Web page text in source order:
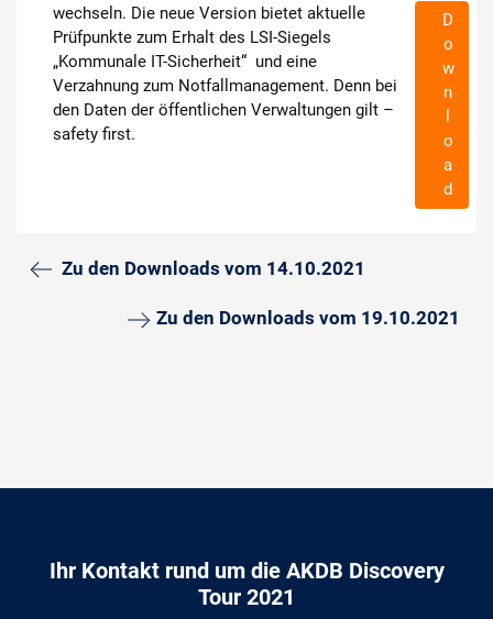
wechseln. Die neue Version bietet aktuelle
Prüfpunkte zum Erhalt des LSI-Siegels
„Kommunale IT-Sicherheit“ und eine
Verzahnung zum Notfallmanagement. Denn bei
den Daten der öffentlichen Verwaltungen gilt –
safety first.
D
o
w
n
o
a
d
Zu den Downloads vom 14.10.2021
Zu den Downloads vom 19.10.2021
Ihr Kontakt rund um die AKDB Discovery
Tour 2021